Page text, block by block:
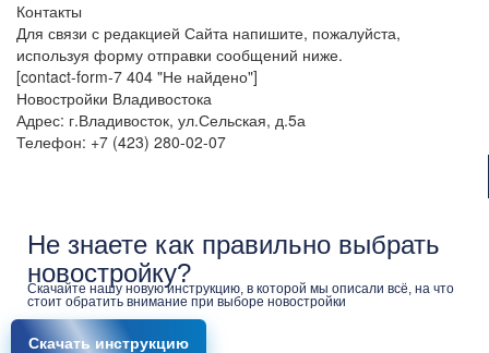
Контакты
Для связи с редакцией Сайта напишите, пожалуйста,
используя форму отправки сообщений ниже.
[contact-form-7 404 "Не найдено"]
Новостройки Владивостока
Адрес: г.Владивосток, ул.Сельская, д.5а
Телефон: +7 (423) 280-02-07
Не знаете как правильно выбрать
новостройку?
Скачайте нашу новую инструкцию, в которой мы описали всё, на что
стоит обратить внимание при выборе новостройки
Скачать инструкцию